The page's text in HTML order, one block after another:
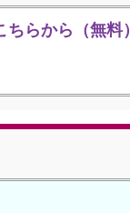
らから（無料）